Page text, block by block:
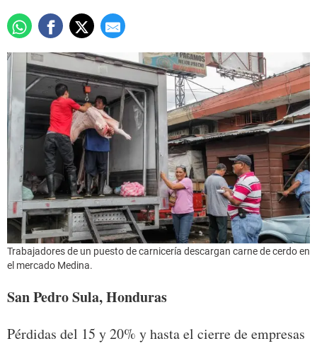
Trabajadores de un puesto de carnicería descargan carne de cerdo en
el mercado Medina.
San Pedro Sula, Honduras
Pérdidas del 15 y 20% y hasta el cierre de empresas